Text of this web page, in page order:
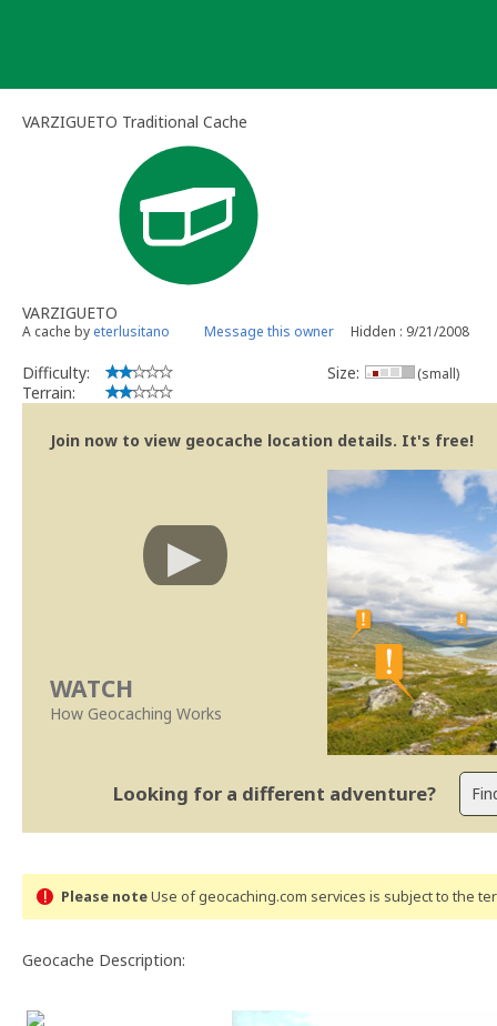
VARZIGUETO Traditional Cache
VARZIGUETO
A cache by eterlusitano Message this owner Hidden : 9/21/2008
Difficulty:
Terrain:
Size: (small)
Join now to view geocache location details. It's free!
WATCH
How Geocaching Works
Looking for a different adventure?
Please noteUse of geocaching.com services is subject to the
Geocache Description: